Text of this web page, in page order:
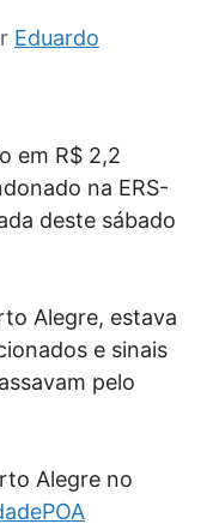
Eduardo
em R$ 2,2
na ERS-
deste sábado
Alegre, estava
e sinais
pelo
Alegre no